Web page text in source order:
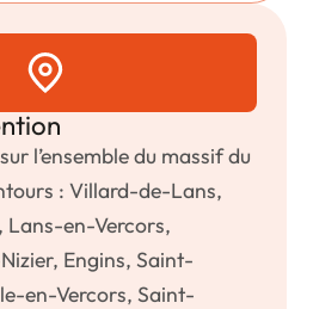
l’ensemble du massif du
: Villard-de-Lans,
Lans-en-Vercors,
Engins, Saint-
en-Vercors, Saint-